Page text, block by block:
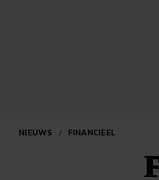
NIEUWS / FINANCIEEL